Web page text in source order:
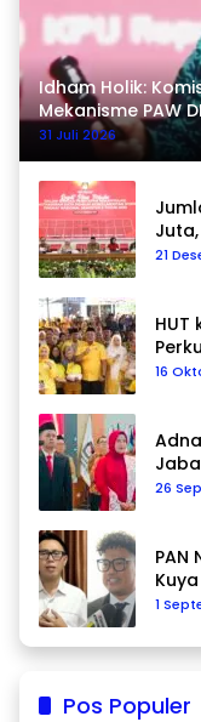
Idham Holik:
Mekanisme PAW
31 Juli 2026
Data
21
HUT
16
26
PAN
1
Pos Populer